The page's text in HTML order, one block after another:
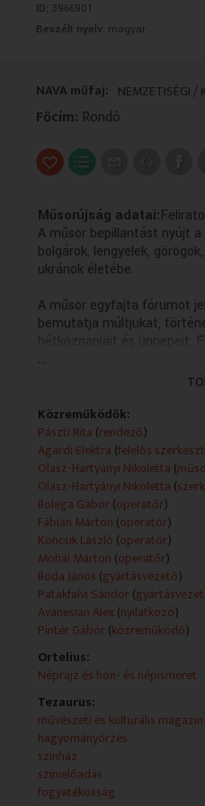
ID: 3966901
Beszélt nyelv: magyar
NAVA műfaj: NEMZETISÉGI /
Főcím: Rondó
Műsorújság adatai:
A műsor bepillantást nyújt
bolgárok, lengyelek,
ukránok életébe.
A műsor egyfajta fórumot
bemutatja múltjukat,
hétköznapjait és ünnepeit.
anyanyelvi kultúra
anyagok többsége az adott
Technikai leírás:
A műsorszolgáltatói
ismertető) forrása változó
Műsorszolgáltatói
Rondó: A történetmesélés
A július 29-i adás tartalmából.
E heti adásunkban a
formáit mutatjuk meg
népmesén át egészen a
A lengyelországi Exit
fogyatékkal élők számára
jelentő deszkákat.
alkalmával a Teremtés
látványos árnyjátékkal.
ELVARÁZSOLT MADARAK
Lord Byron szerint a legtöbb
...
Közreműködők:
Pászti Rita (rendező)
Agárdi Elektra (felelős
Olasz-Hartyányi Nikoletta (
Olasz-Hartyányi Nikoletta (
Bolega Gábor(operatőr)
Fábián Márton (operatőr)
Koncsik László (operatőr)
Mohai Márton (operatőr)
Boda János (gyártásvezető)
Patakfalvi Sándor(
Avanesian Alex(nyilatkozó)
Pintér Gábor(közreműködő)
Ortelius:
Néprajz és hon- és népismeret
Tezaurus:
művészeti és kulturális magazin
hagyományőrzés
színház
színielőadás
fogyatékosság